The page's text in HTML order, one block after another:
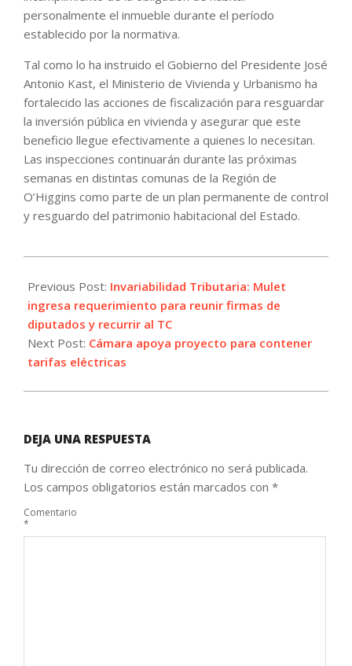
personalmente el inmueble durante el período
establecido por la normativa.
Tal como lo ha instruido el Gobierno del Presidente José
Antonio Kast, el Ministerio de Vivienda y Urbanismo ha
fortalecido las acciones de fiscalización para resguardar
la inversión pública en vivienda y asegurar que este
beneficio llegue efectivamente a quienes lo necesitan.
Las inspecciones continuarán durante las próximas
semanas en distintas comunas de la Región de
O’Higgins como parte de un plan permanente de control
y resguardo del patrimonio habitacional del Estado.
07-
08
Previous Post: Invariabilidad Tributaria: Mulet
ingresa requerimiento para reunir firmas de
diputados y recurrir al TC
Next Post: Cámara apoya proyecto para contener
tarifas eléctricas
DEJA UNA RESPUESTA
Tu dirección de correo electrónico no será publicada.
Los campos obligatorios están marcados con *
Comentario
*